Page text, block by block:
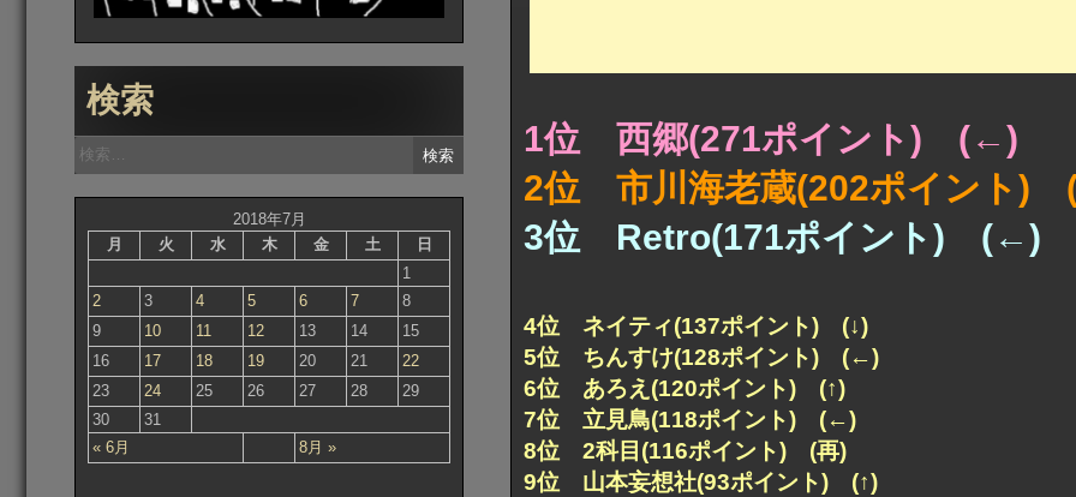
1位 西郷(271ポイント) (←)
2位 市川海老蔵(202ポイント)
3位 Retro(171ポイント) (←)
4位 ネイティ(137ポイント) (↓)
5位 ちんすけ(128ポイント) (←)
6位 あろえ(120ポイント) (↑)
7位 立見鳥(118ポイント) (←)
8位 2科目(116ポイント) (再)
9位 山本妄想社(93ポイント) (↑)
検索
検
索:
2018年7月
月
火 水 木 金 土 日
« 6月 8月 »
1
2
3 4 5 6 7
8
9
10 11 12 13 14
15
16
17 18 19 20 21
22
23
24 25 26 27 28
29
30
31